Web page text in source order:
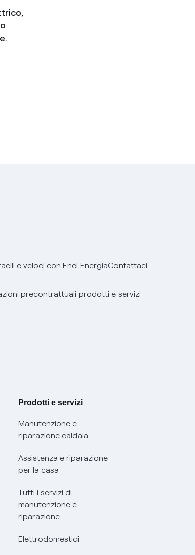
e veloci con Enel EnergiaContattaci
precontrattuali prodotti e servizi
Prodotti e servizi
Manutenzione e
riparazione caldaia
Assistenza e riparazione
per la casa
Tutti i servizi di
manutenzione e
riparazione
Elettrodomestici